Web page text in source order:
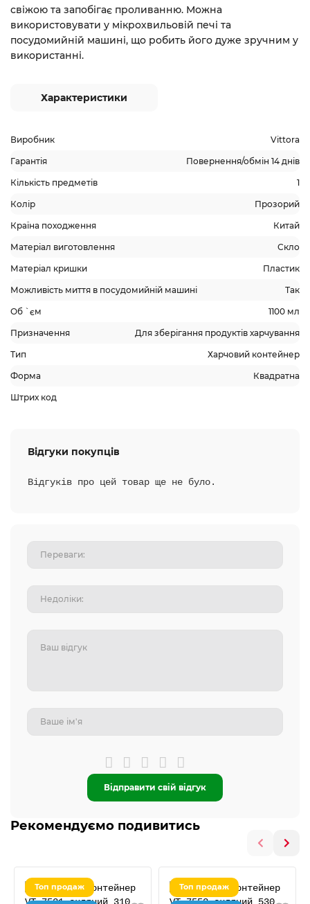
свіжою та запобігає проливанню. Можна
використовувати у мікрохвильовій печі та
посудомийній машині, що робить його дуже зручним у
використанні.
Характеристики
Виробник Vittora
Гарантія Повернення/обмін 14 днів
Кількість предметів 1
Колір Прозорий
Країна походження Китай
Матеріал виготовлення Скло
Матеріал кришки Пластик
Можливість миття в посудомийній машині Так
Об `єм 1100 мл
Призначення Для зберігання продуктів харчування
Тип Харчовий контейнер
Форма Квадратна
Штрих код
Відгуки покупців
Відгуків про цей товар ще не було.
Відправити свій відгук
Рекомендуємо подивитись
Топ продаж Топ продаж